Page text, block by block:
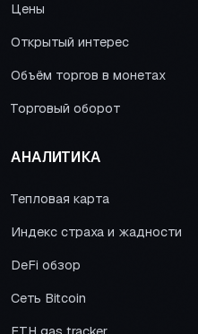
Цены
Открытый интерес
Объём торгов в монетах
Торговый оборот
АНАЛИТИКА
Тепловая карта
Индекс страха и жадности
DeFi обзор
Сеть Bitcoin